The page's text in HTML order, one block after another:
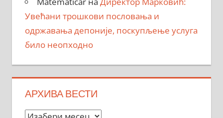
Увећани трошкови пословања и
одржавања депоније, поскупљење услуга
било неопходно
АРХИВА ВЕСТИ